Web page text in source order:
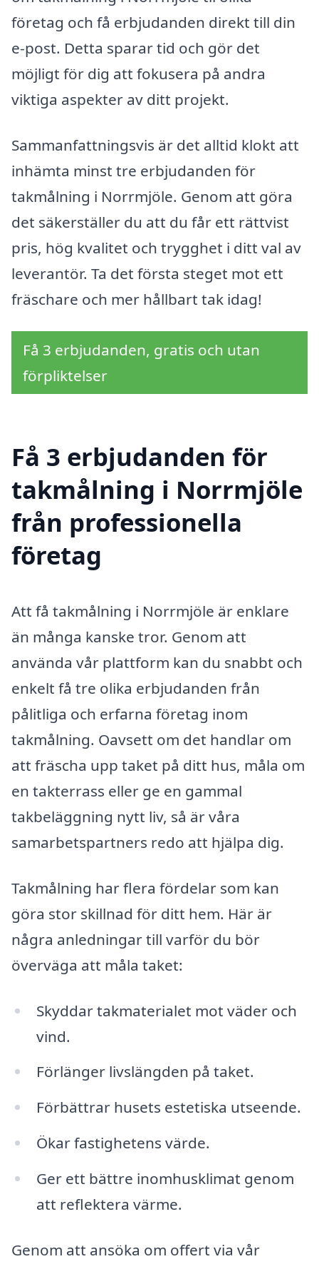
företag och få erbjudanden direkt till din
e-post. Detta sparar tid och gör det
möjligt för dig att fokusera på andra
viktiga aspekter av ditt projekt.
Sammanfattningsvis är det alltid klokt att
inhämta minst tre erbjudanden för
takmålning i Norrmjöle. Genom att göra
det säkerställer du att du får ett rättvist
pris, hög kvalitet och trygghet i ditt val av
leverantör. Ta det första steget mot ett
fräschare och mer hållbart tak idag!
Få 3 erbjudanden, gratis och utan
förpliktelser
Få 3 erbjudanden för
takmålning i Norrmjöle
från professionella
företag
Att få takmålning i Norrmjöle är enklare
än många kanske tror. Genom att
använda vår plattform kan du snabbt och
enkelt få tre olika erbjudanden från
pålitliga och erfarna företag inom
takmålning. Oavsett om det handlar om
att fräscha upp taket på ditt hus, måla om
en takterrass eller ge en gammal
takbeläggning nytt liv, så är våra
samarbetspartners redo att hjälpa dig.
Takmålning har flera fördelar som kan
göra stor skillnad för ditt hem. Här är
några anledningar till varför du bör
överväga att måla taket:
Skyddar takmaterialet mot väder och
vind.
Förlänger livslängden på taket.
Förbättrar husets estetiska utseende.
Ökar fastighetens värde.
Ger ett bättre inomhusklimat genom
att reflektera värme.
Genom att ansöka om offert via vår